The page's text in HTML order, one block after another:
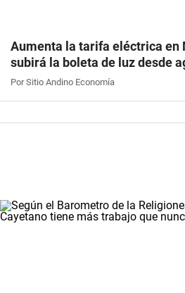
Aumenta la tarifa eléctrica en
subirá la boleta de luz desde
Por Sitio Andino Economía